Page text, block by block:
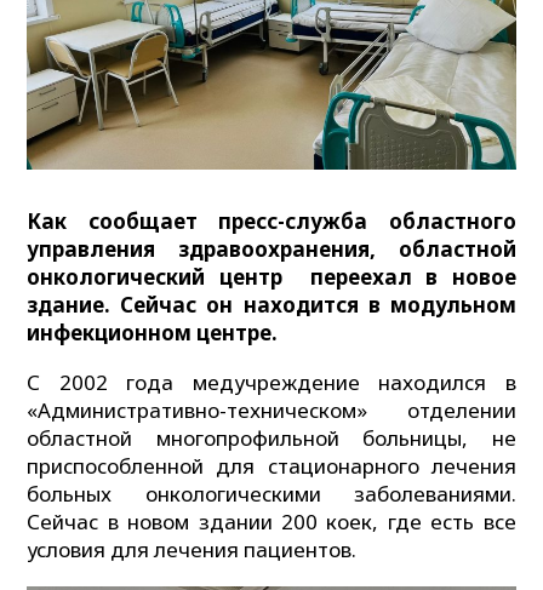
Как сообщает пресс-служба областного
управления здравоохранения, областной
онкологический центр переехал в новое
здание. Сейчас он находится в модульном
инфекционном центре.
С 2002 года медучреждение находился в
«Административно-техническом» отделении
областной многопрофильной больницы, не
приспособленной для стационарного лечения
больных онкологическими заболеваниями.
Сейчас в новом здании 200 коек, где есть все
условия для лечения пациентов.